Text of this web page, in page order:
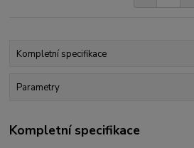
Kompletní specifikace
Parametry
Kompletní specifikace